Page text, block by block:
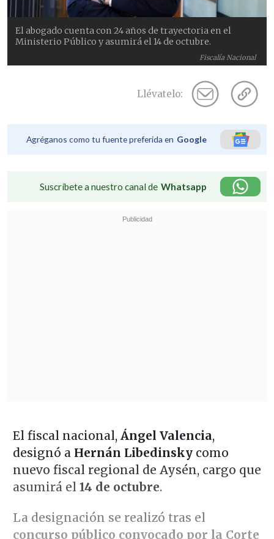
Fiscalía Nacional
El abogado cuenta con 24 años de trayectoria en el
Ministerio Público y asumirá el 14 de octubre.
Llévatelo:
Agréganos como tu fuente preferida en Google
Suscríbete a nuestro canal de Whatsapp
El fiscal nacional, Ángel Valencia,
designó a Hernán Libedinskycomo
nuevo fiscal regional de Aysén, cargo que
asumirá el 14 de octubre.
La designación se realizó tras el
concurso público convocado por la Corte